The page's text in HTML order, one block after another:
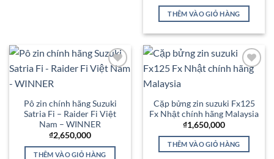
THÊM VÀO GIỎ HÀNG
Add to
Pô zin chính hãng Suzuki
Satria Fi – Raider Fi Việt
Nam – WINNER
₫2,650,000
THÊM VÀO GIỎ HÀNG
Add to
Cặp bửng zin suzuki Fx125
Fx Nhật chính hãng Malaysia
₫1,650,000
THÊM VÀO GIỎ HÀNG